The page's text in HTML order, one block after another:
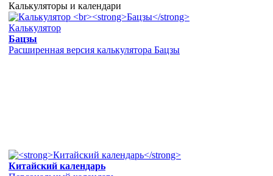
Калькуляторы и календари
Калькулятор
Бацзы
Расширенная версия калькулятора Бацзы
Китайский календарь